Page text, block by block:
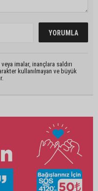
imalar, inançlara saldırı
kullanılmayan ve büyük